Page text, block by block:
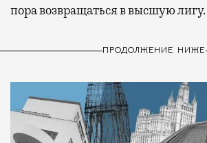
пора возвращаться в высшую лигу.
ПРОДОЛЖЕНИЕ НИЖЕ